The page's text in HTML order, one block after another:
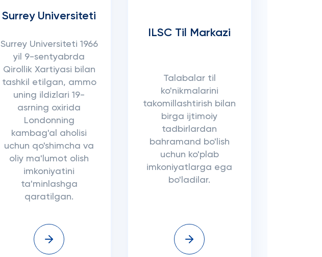
Surrey Universiteti
Surrey Universiteti 1966
yil 9-sentyabrda
Qirollik Xartiyasi bilan
tashkil etilgan, ammo
uning ildizlari 19-
asrning oxirida
Londonning
kambag'al aholisi
uchun qo'shimcha va
oliy ma'lumot olish
imkoniyatini
ta'minlashga
qaratilgan.
ILSC Til Markazi
Talabalar til
ko'nikmalarini
takomillashtirish bilan
birga ijtimoiy
tadbirlardan
bahramand bo'lish
uchun ko'plab
imkoniyatlarga ega
bo'ladilar.